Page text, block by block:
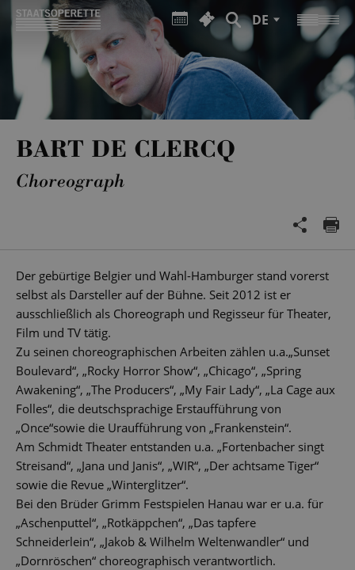
DE
BART DE CLERCQ
Choreograph
Der gebürtige Belgier und Wahl-Hamburger stand vorerst
selbst als Darsteller auf der Bühne. Seit 2012 ist er
ausschließlich als Choreograph und Regisseur für Theater,
Film und TV tätig.
Zu seinen choreographischen Arbeiten zählen u.a.„Sunset
Boulevard“, „Rocky Horror Show“, „Chicago“, „Spring
Awakening“, „The Producers“, „My Fair Lady“, „La Cage aux
Folles“, die deutschsprachige Erstaufführung von
„Once“sowie die Uraufführung von „Frankenstein“.
Am Schmidt Theater entstanden u.a. „Fortenbacher singt
Streisand“, „Jana und Janis“, „WIR“, „Der achtsame Tiger“
sowie die Revue „Winterglitzer“.
Bei den Brüder Grimm Festspielen Hanau war er u.a. für
„Aschenputtel“, „Rotkäppchen“, „Das tapfere
Schneiderlein“, „Jakob & Wilhelm Weltenwandler“ und
„Dornröschen“ choreographisch verantwortlich.